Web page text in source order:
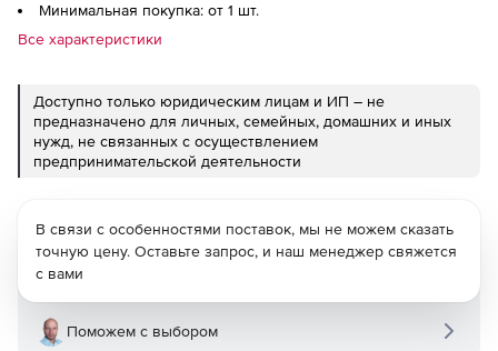
Минимальная покупка: от 1 шт.
Все характеристики
Доступно только юридическим лицам и ИП – не
предназначено для личных, семейных, домашних и иных
нужд, не связанных с осуществлением
предпринимательской деятельности
В связи с особенностями поставок, мы не можем сказать
точную цену. Оставьте запрос, и наш менеджер свяжется
с вами
Поможем с выбором